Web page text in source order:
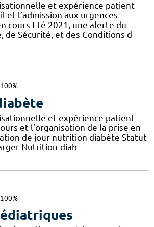
et expérience patient
et l’admission aux urgences
cours Eté 2021, une alerte du
de Sécurité, et des Conditions d
100%
et expérience patient
et l’organisation de la prise en
de jour nutrition diabète Statut
Nutrition-diab
100%